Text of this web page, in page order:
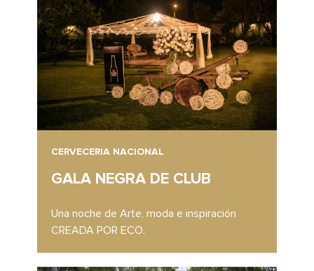
CERVECERIA NACIONAL
GALA NEGRA DE CLUB
Una noche de Arte, moda e inspiración
CREADA POR ECO.